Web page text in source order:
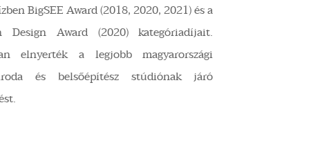
BigSEE Award (2018, 2020, 2021) és a
Design Award (2020) kategóriadíjait.
elnyerték a legjobb magyarországi
és belsőépítész stúdiónak járó